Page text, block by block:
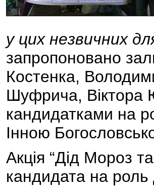
у цих незвичних
запропоновано
Костенка,
Шуфрича, Віктора
кандидатками на
Інною
Акція “Дід Мороз
кандидата на роль